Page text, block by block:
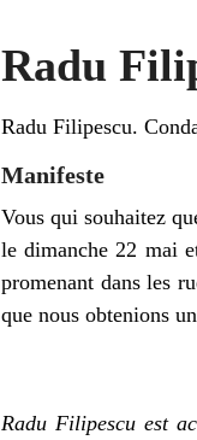
Radu
Radu Filipescu.
Manifeste
Vous qui souhaitez
le dimanche 22 mai
promenant dans les
que nous obtenions
Radu Filipescu est